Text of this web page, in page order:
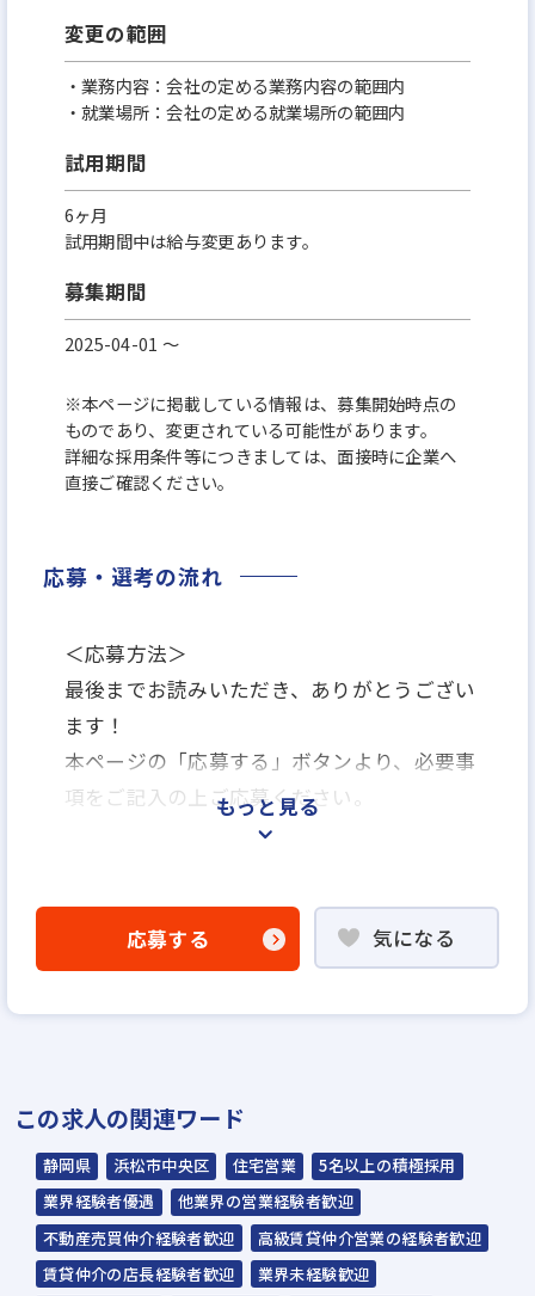
変更の範囲
・業務内容：会社の定める業務内容の範囲内
・就業場所：会社の定める就業場所の範囲内
試用期間
6ヶ月
試用期間中は給与変更あります。
募集期間
2025-04-01 〜
※本ページに掲載している情報は、募集開始時点の
ものであり、変更されている可能性があります。
詳細な採用条件等につきましては、面接時に企業へ
直接ご確認ください。
応募・選考の流れ
＜応募方法＞
最後までお読みいただき、ありがとうござい
ます！
本ページの「応募する」ボタンより、必要事
項をご記入の上ご応募ください。
「応募する」よりエントリー
WEB応募書類による書類選考
▼
内定
☆入社時期は相談に応じます。現在、在職中
の方も積極的にご応募ください。
☆応募の秘密は厳守いたします。
もっと見る
応募する 気になる
この求人の関連ワード
静岡県 浜松市中央区 住宅営業
5名以上の積極採用
業界経験者優遇
他業界の営業経験者歓迎
不動産売買仲介経験者歓迎
高級賃貸仲介営業の経験者歓迎
賃貸仲介の店長経験者歓迎
業界未経験歓迎